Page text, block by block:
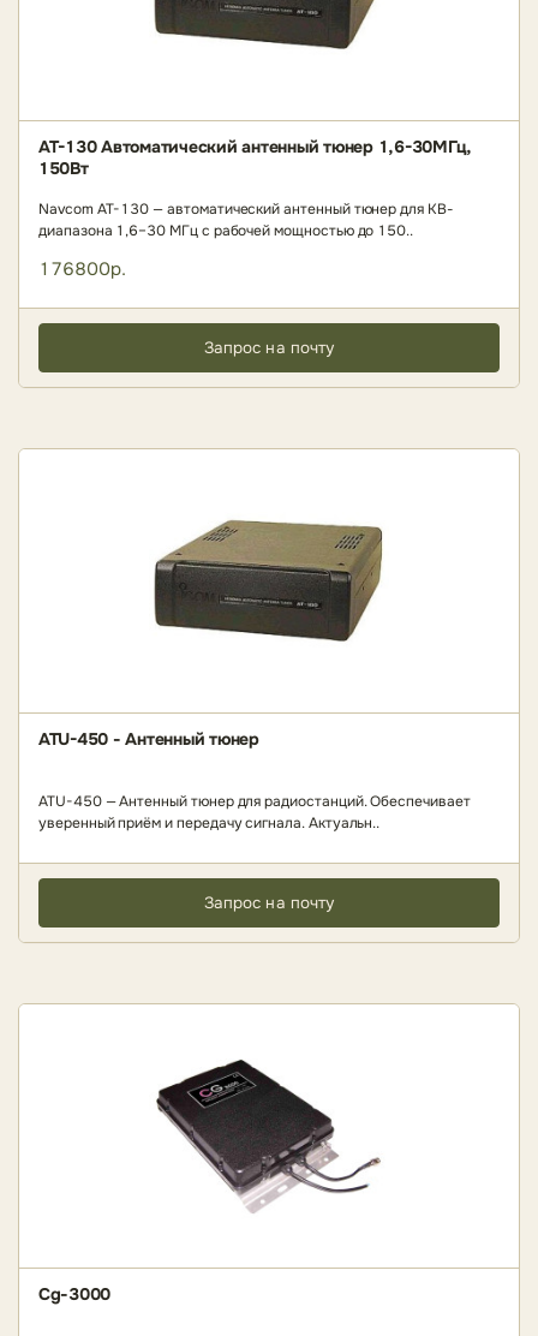
AT-130 Автоматический антенный тюнер 1,6-30МГц,
150Вт
Navcom AT-130 — автоматический антенный тюнер для КВ-
диапазона 1,6–30 МГц с рабочей мощностью до 150..
176800р.
Запрос на почту
ATU-450 - Антенный тюнер
ATU-450 — Антенный тюнер для радиостанций. Обеспечивает
уверенный приём и передачу сигнала. Актуальн..
Запрос на почту
Cg-3000